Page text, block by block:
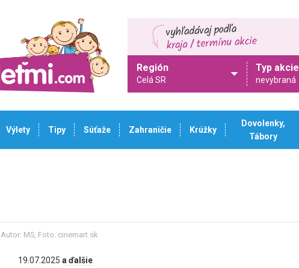
Región
Celá SR
Typ akcie
nevybraná
Výlety Tipy Súťaže Zahraničie Krúžky
Dovolenky,
Tábory
Autor: MS, Foto: cinemart.sk
19.07.2025 a ďalšie